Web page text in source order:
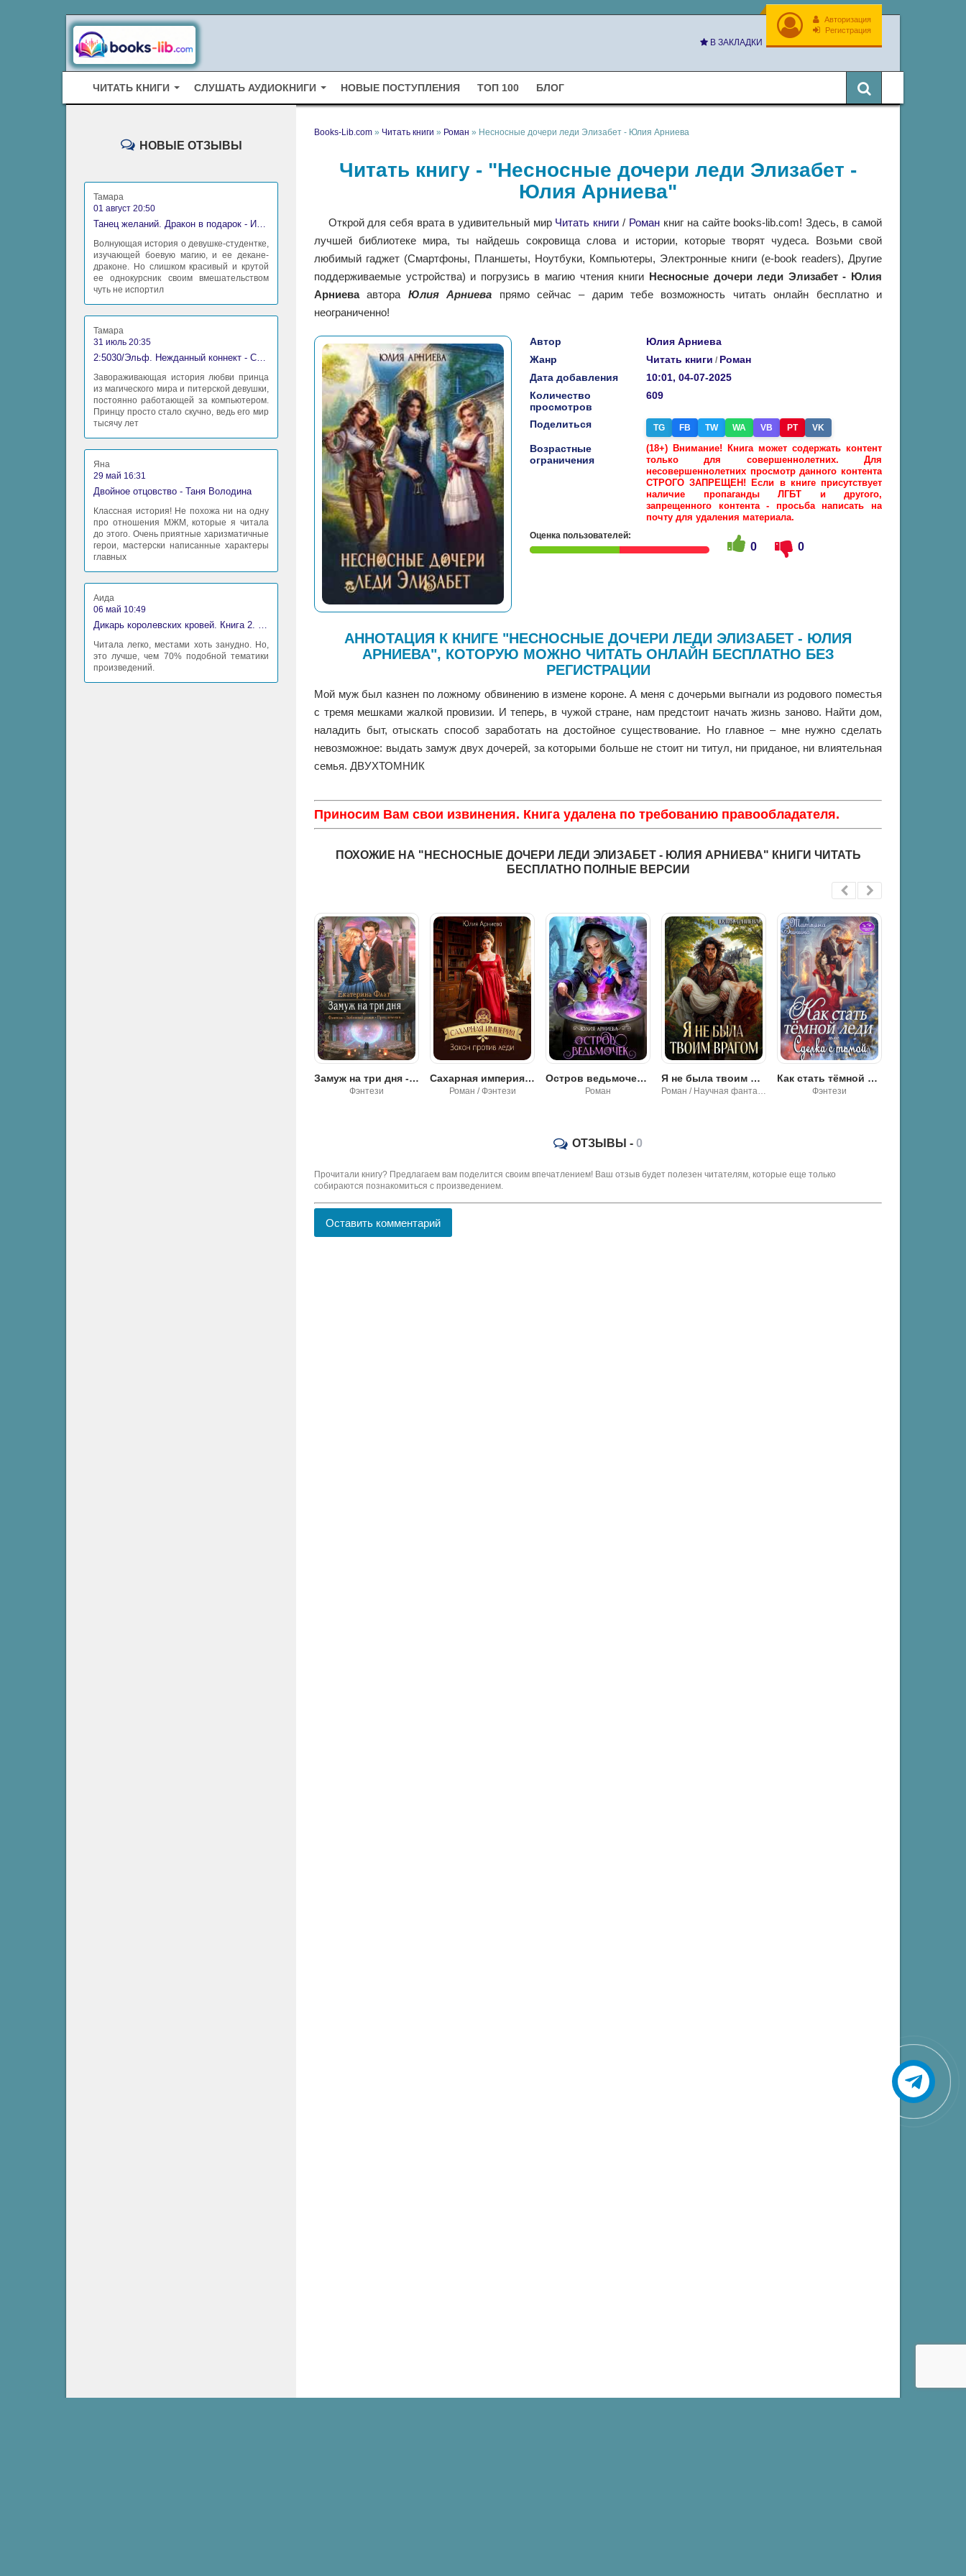
Авторизация
Регистрация
В ЗАКЛАДКИ
ЧИТАТЬ КНИГИ СЛУШАТЬ АУДИОКНИГИ НОВЫЕ ПОСТУПЛЕНИЯ ТОП 100 БЛОГ
Books-Lib.com » Читать книги » Роман » Несносные дочери леди Элизабет - Юлия Арниева
Читать книгу - "Несносные дочери леди Элизабет -
Юлия Арниева"
Открой для себя врата в удивительный мир Читать книги / Роман книг на сайте books-lib.com! Здесь, в самой
лучшей библиотеке мира, ты найдешь сокровища слова и истории, которые творят чудеса. Возьми свой
любимый гаджет (Смартфоны, Планшеты, Ноутбуки, Компьютеры, Электронные книги (e-book readers), Другие
поддерживаемые устройства) и погрузись в магию чтения книги Несносные дочери леди Элизабет - Юлия
Арниеваавтора Юлия Арниева прямо сейчас – дарим тебе возможность читать онлайн бесплатно и
неограниченно!
Автор
Юлия Арниева
Жанр
Читать книги / Роман
Дата добавления
10:01, 04-07-2025
Количество
просмотров
609
Поделиться TG FB TW WA VB PT VK
Возрастные
ограничения
(18+) Внимание! Книга может содержать контент
только для совершеннолетних. Для
несовершеннолетних просмотр данного контента
СТРОГО ЗАПРЕЩЕН! Если в книге присутствует
наличие пропаганды ЛГБТ и другого,
запрещенного контента - просьба написать на
почту для удаления материала.
Оценка пользователей:
0 0
АННОТАЦИЯ К КНИГЕ "НЕСНОСНЫЕ ДОЧЕРИ ЛЕДИ ЭЛИЗАБЕТ - ЮЛИЯ
АРНИЕВА", КОТОРУЮ МОЖНО ЧИТАТЬ ОНЛАЙН БЕСПЛАТНО БЕЗ
РЕГИСТРАЦИИ
Мой муж был казнен по ложному обвинению в измене короне. А меня с дочерьми выгнали из родового поместья
с тремя мешками жалкой провизии. И теперь, в чужой стране, нам предстоит начать жизнь заново. Найти дом,
наладить быт, отыскать способ заработать на достойное существование. Но главное – мне нужно сделать
невозможное: выдать замуж двух дочерей, за которыми больше не стоит ни титул, ни приданое, ни влиятельная
семья. ДВУХТОМНИК
Приносим Вам свои извинения. Книга удалена по требованию правообладателя.
ПОХОЖИЕ НА "НЕСНОСНЫЕ ДОЧЕРИ ЛЕДИ ЭЛИЗАБЕТ - ЮЛИЯ АРНИЕВА" КНИГИ ЧИТАТЬ
БЕСПЛАТНО ПОЛНЫЕ ВЕРСИИ
Замуж на три дня - Екатерина Флат
Фэнтези
Сахарная империя. Закон против леди - Юлия Арниева
Роман / Фэнтези
Остров ведьмочек - Юлия Арниева
Роман
Я не была твоим врагом - Юлия Арниева Как стать тёмной леди, или Сделка с тьмой - Татьяна Зинина
Фэнтези
ОТЗЫВЫ - 0
Прочитали книгу? Предлагаем вам поделится своим впечатлением! Ваш отзыв будет полезен читателям, которые еще только
собираются познакомиться с произведением.
Оставить комментарий
НОВЫЕ ОТЗЫВЫ
Тамара
01 август 20:50
Танец желаний. Дракон в подарок - Ирина Алексеева
Волнующая история о девушке-студентке,
изучающей боевую магию, и ее декане-
драконе. Но слишком красивый и крутой
ее однокурсник своим вмешательством
чуть не испортил
Тамара
31 июль 20:35
2:5030/Эльф. Нежданный коннект - Станислав Миков
Завораживающая история любви принца
из магического мира и питерской девушки,
постоянно работающей за компьютером.
Принцу просто стало скучно, ведь его мир
тысячу лет
Яна
29 май 16:31
Двойное отцовство - Таня Володина
Классная история! Не похожа ни на одну
про отношения МЖМ, которые я читала
до этого. Очень приятные харизматичные
герои, мастерски написанные характеры
главных
Аида
06 май 10:49
Дикарь королевских кровей. Книга 2. Леди-фаворитка - Анна Сергеевна Гаврилова
Читала легко, местами хоть занудно. Но,
это лучше, чем 70% подобной тематики
произведений.